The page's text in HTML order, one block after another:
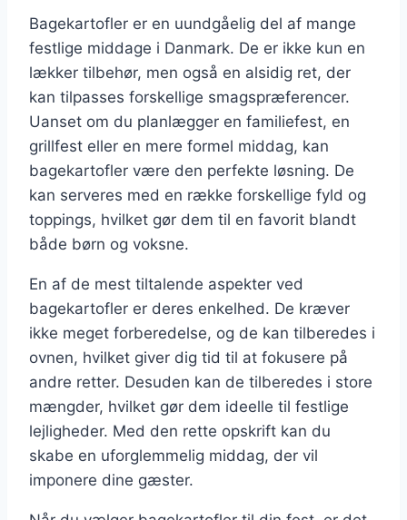
Bagekartofler er en uundgåelig del af mange
festlige middage i Danmark. De er ikke kun en
lækker tilbehør, men også en alsidig ret, der
kan tilpasses forskellige smagspræferencer.
Uanset om du planlægger en familiefest, en
grillfest eller en mere formel middag, kan
bagekartofler være den perfekte løsning. De
kan serveres med en række forskellige fyld og
toppings, hvilket gør dem til en favorit blandt
både børn og voksne.
En af de mest tiltalende aspekter ved
bagekartofler er deres enkelhed. De kræver
ikke meget forberedelse, og de kan tilberedes i
ovnen, hvilket giver dig tid til at fokusere på
andre retter. Desuden kan de tilberedes i store
mængder, hvilket gør dem ideelle til festlige
lejligheder. Med den rette opskrift kan du
skabe en uforglemmelig middag, der vil
imponere dine gæster.